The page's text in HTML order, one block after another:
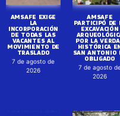
AMSAFE EXIGE
LA
INCORPORACIÓN
DE TODAS LAS
VACANTES AL
MOVIMIENTO DE
TRASLADO
7 de agosto de
2026
AMSAFE
PARTICIPÓ DE
EXCAVACIÓN
POR LA
HISTÓRICA
SAN ANTONIO
OBLIGADO
7 de agosto
2026